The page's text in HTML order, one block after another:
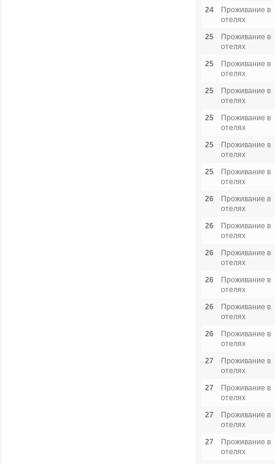
24
Проживание в
отелях
25
Проживание в
отелях
25
Проживание в
отелях
25
Проживание в
отелях
25
Проживание в
отелях
25
Проживание в
отелях
25
Проживание в
отелях
26
Проживание в
отелях
26
Проживание в
отелях
26
Проживание в
отелях
26
Проживание в
отелях
26
Проживание в
отелях
26
Проживание в
отелях
27
Проживание в
отелях
27
Проживание в
отелях
27
Проживание в
отелях
27
Проживание в
отелях